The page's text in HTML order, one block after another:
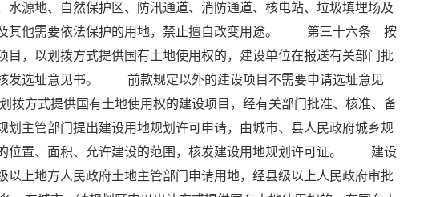
源地、自然保护区、防汛通道、消防通道、核电站、垃圾填埋场及
及其他需要依法保护的用地，禁止擅自改变用途。 第三十六条 按
目，以划拨方式提供国有土地使用权的，建设单位在报送有关部门批
发选址意见书。 前款规定以外的建设项目不需要申请选址意见
式提供国有土地使用权的建设项目，经有关部门批准、核准、备
划主管部门提出建设用地规划许可申请，由城市、县人民政府城乡规
位置、面积、允许建设的范围，核发建设用地规划许可证。 建设
以上地方人民政府土地主管部门申请用地，经县级以上人民政府审批